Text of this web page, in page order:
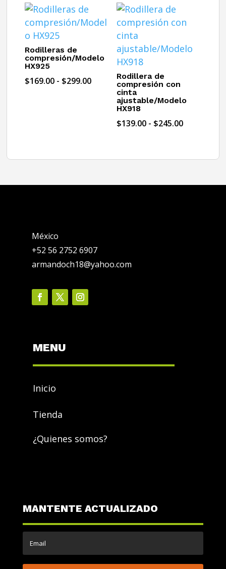
$139.00
$230.00
Rodilleras de
compresión/Modelo
HX925
$169.00 - $299.00Rango
precios:
$299.00
Rodillera de
compresión con
cinta
ajustable/Modelo
HX918
$139.00 - $245.00Rango
desde
hasta
México
+52 56 2752 6907
armandoch18@yahoo.com
MENU
Inicio
Tienda
¿Quienes somos?
MANTENTE ACTUALIZADO